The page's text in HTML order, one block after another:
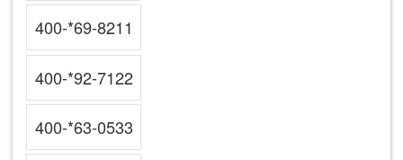
400-*69-8211
400-*92-7122
400-*63-0533